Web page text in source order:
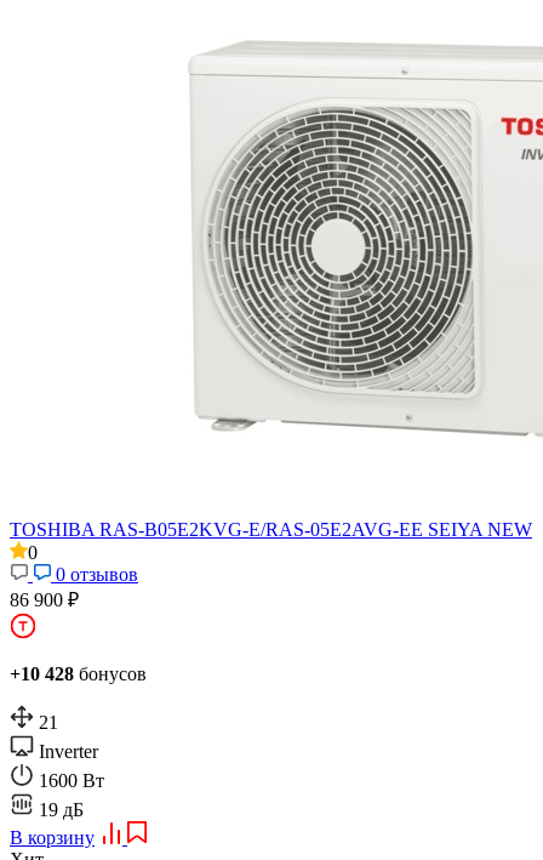
TOSHIBA RAS-B05E2KVG-E/RAS-05E2AVG-EE SEIYA NEW
0
0 отзывов
86 900 ₽
+10 428 бонусов
21
Inverter
1600 Вт
19 дБ
В корзину